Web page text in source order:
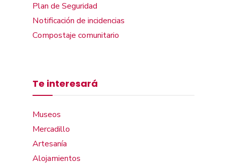
Plan de Seguridad
Notificación de incidencias
Compostaje comunitario
Te interesará
Museos
Mercadillo
Artesanía
Alojamientos